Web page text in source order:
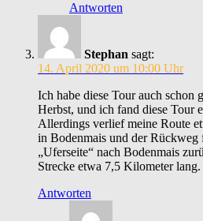
Antworten
Stephan sagt:
14. April 2020 um 10:00 Uhr
Ich habe diese Tour auch schon
Herbst, und ich fand diese Tour
Allerdings verlief meine Route
in Bodenmais und der Rückweg
„Uferseite“ nach Bodenmais
Strecke etwa 7,5 Kilometer lang.
Antworten